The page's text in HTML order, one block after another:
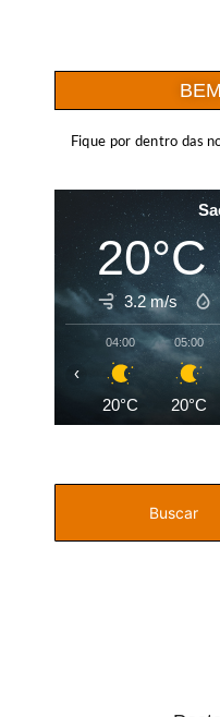
Fique por dentro das
20°C
3.2 m/s
04:00
20°C
05:00
20°C
‹